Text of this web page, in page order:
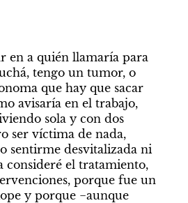
en a quién llamaría para
tengo un tumor, o
que hay que sacar
avisaría en el trabajo,
sola y con dos
ser víctima de nada,
sentirme desvitalizada ni
consideré el tratamiento,
porque fue un
y porque −aunque